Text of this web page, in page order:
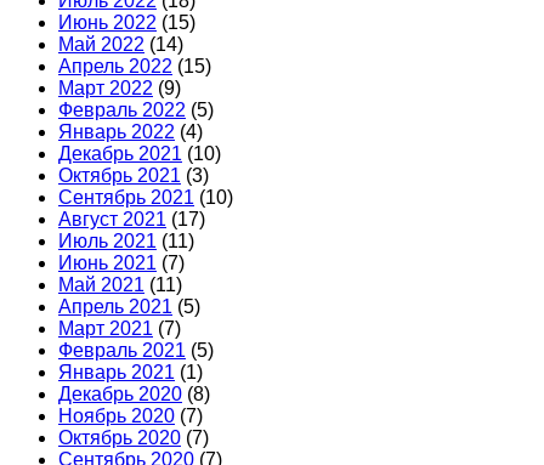
Июнь 2022 (15)
Май 2022 (14)
Апрель 2022 (15)
Март 2022 (9)
Февраль 2022 (5)
Январь 2022 (4)
Декабрь 2021 (10)
Октябрь 2021 (3)
Сентябрь 2021 (10)
Август 2021 (17)
Июль 2021 (11)
Июнь 2021 (7)
Май 2021 (11)
Апрель 2021 (5)
Март 2021 (7)
Февраль 2021 (5)
Январь 2021 (1)
Декабрь 2020 (8)
Ноябрь 2020 (7)
Октябрь 2020 (7)
Сентябрь 2020 (7)